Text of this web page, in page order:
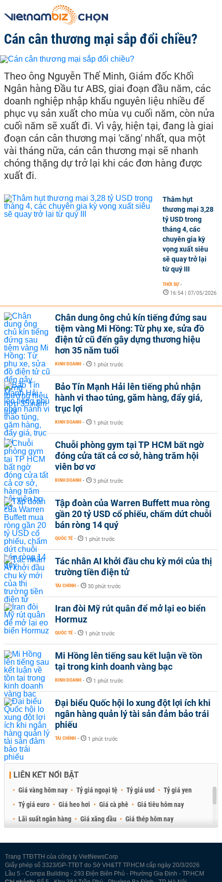
Cán cân thương mại sắp đổi chiều?
Theo ông Nguyễn Thế Minh, Giám đốc Khối
Ngân hàng Đầu tư ABS, giai đoạn đầu năm, các
doanh nghiệp nhập khẩu nguyên liệu nhiều để
phục vụ sản xuất cho mùa vụ cuối năm, còn nửa
cuối năm sẽ xuất đi. Vì vậy, hiện tại, đang là giai
đoạn cán cân thương mại 'căng' nhất, qua một
vài tháng nữa, cán cân thương mại sẽ nhanh
chóng thặng dự trở lại khi các đơn hàng được
xuất đi.
Thâm hụt
thương mại 3,28
tỷ USD trong
tháng 4, các
chuyên gia kỳ
vọng xuất siêu
sẽ quay trở lại
từ quý III
THỜI SỰ -
16:54 | 07/05/2026
Chân dung ông chủ kín tiếng đứng sau
tiệm vàng Mi Hồng: Từ phụ xe, sửa đồ
điện tử cũ đến gây dựng thương hiệu
hơn 35 năm tuổi
KINH DOANH - 1 phút trước
Bảo Tín Mạnh Hải lên tiếng phủ nhận
hành vi thao túng, găm hàng, đẩy giá,
trục lợi
KINH DOANH - 1 phút trước
Chuỗi phòng gym tại TP HCM bất ngờ
đóng cửa tất cả cơ sở, hàng trăm hội
viên bơ vơ
KINH DOANH - 3 phút trước
Tập đoàn của Warren Buffett mua ròng
gần 20 tỷ USD cổ phiếu, chấm dứt chuỗi
bán ròng 14 quý
QUỐC TẾ - 1 phút trước
Tác nhân AI khởi đầu chu kỳ mới của thị
trường tiền điện tử
TÀI CHÍNH - 30 phút trước
Iran đòi Mỹ rút quân để mở lại eo biển
Hormuz
QUỐC TẾ - 1 phút trước
Mi Hồng lên tiếng sau kết luận về tồn
tại trong kinh doanh vàng bạc
KINH DOANH - 1 phút trước
Đại biểu Quốc hội lo xung đột lợi ích khi
ngân hàng quản lý tài sản đảm bảo trái
phiếu
TÀI CHÍNH - 1 phút trước
LIÊN KẾT NỔI BẬT
Giá vàng hôm nay Tỷ giá ngoại tệ Tỷ giá usd
Tỷ giá yen
Tỷ giá euro
Giá heo hơi Giá cà phê
Giá tiêu hôm nay
Lãi suất ngân hàng
Giá xăng dầu
Giá thép hôm nay
Trang TTĐTTH của công ty VietNewsCorp
Giấy phép số 3323/GP-TTĐT do Sở VH&TT TP.HCM cấp ngày 20/3/2026
Lầu 5 - Compa Building - 293 Điện Biên Phủ - Phường Gia Định - TP.HCM